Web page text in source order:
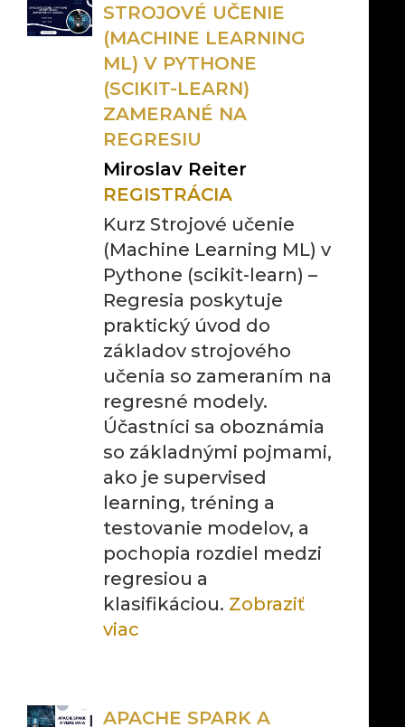
STROJOVÉ UČENIE
(MACHINE LEARNING
ML) V PYTHONE
(SCIKIT-LEARN)
ZAMERANÉ NA
REGRESIU
Miroslav Reiter
REGISTRÁCIA
Kurz Strojové učenie
(Machine Learning ML) v
Pythone (scikit-learn) –
Regresia poskytuje
praktický úvod do
základov strojového
učenia so zameraním na
regresné modely.
Účastníci sa oboznámia
so základnými pojmami,
ako je supervised
learning, tréning a
testovanie modelov, a
pochopia rozdiel medzi
regresiou a
klasifikáciou. Zobraziť
viac
APACHE SPARK A